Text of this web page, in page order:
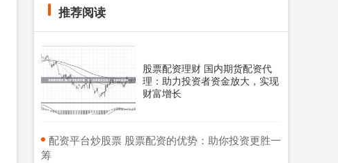
推荐阅读
股票配资理财 国内期货配资代
理：助力投资者资金放大，实现
财富增长
​配资平台炒股票 股票配资的优势：助你投资更胜一
筹